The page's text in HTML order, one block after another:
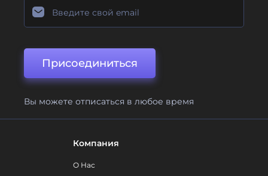
Присоединиться
Вы можете отписаться в любое время
Компания
О Нас